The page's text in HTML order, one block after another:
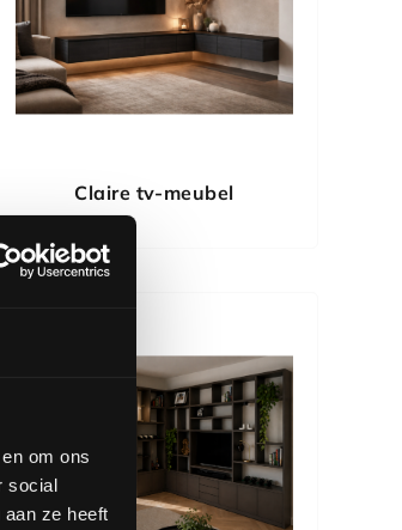
om ons
social
ze heeft
Claire tv-meubel